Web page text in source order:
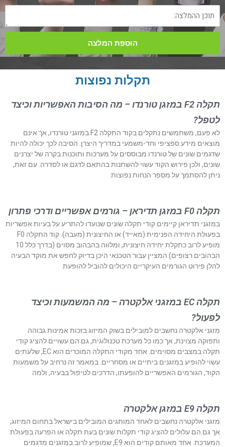
תוכן
ההמלצה:
הוספת המלצה
תקלות נפוצות
תקלה F2 במזגן טורנדו – מה הסיבות האפשריות וכיצד
לטפל?
לא פעם, משתמשים נתקלים בקוד התקלה F2 במזגני טורנדו, אך אינם
מוצאים מידע ספציפי וחד-משמעי במדריך היצרן. הסיבה לכך יכולה להיות
שדגמים שונים של טורנדו מבוססים על מערכות ותוכנות בקרה של יצרנים
שונים, ולכן פירוש הקוד עשוי להשתנות בהתאם לדגם או לסדרה. עם זאת,
ניתן להסתמך על מספר הנחות נפוצות
תקלה F0 במזגן תדיראן – גורמים אפשריים ודרכי פתרון
במזגני תדיראן קיימים קודי תקלה שונים שנועדו להתריע על בעיות אפשריות
בפעולת היחידה הפנימית (מאייד) או החיצונית (מעבה). קוד התקלה F0
מופיע לרוב כתקלת יחידה חיצונית, ומלוּוה בהבהוב מסוים (בדרך כלל 10
הבהובים רצופים) המציין עבור הטכנאי היכן בדיוק לחפש את מוקד הבעיה
להלן פירוט הגורמים העיקריים היכולים להוביל להופעת
תקלה EC במזגני אלקטרה – מה המשמעות וכיצד
לפעול?
מזגני אלקטרה נחשבים למובילים בשוק המיזוג בזכות אמינות גבוהה
ותפוקה מצוינת, אך כמו כל מערכת טכנולוגית, גם הם עשויים להציג קודי
תקלה במצבים מסוימים. אחד מקודי התקלה המוכרים הוא EC, שלעתים
עשוי להופיע במזגנים ביתיים או מסחריים. במאמר זה נרחיב על משמעות
הקוד, הגורמים האפשריים להופעתו, הדרכים לטיפול בבעיה, ולמה
תקלה E9 במזגן אלקטרה
מזגני אלקטרה נחשבים לאחד המותגים המובילים בישראל בתחום המיזוג,
אך גם הם עלולים להציג קודי תקלות שונים בעת תקלה או הפרעה בפעולת
המערכת. אחד מאותם קודים הוא E9, שמופיע לרוב במזגנים מדגמים